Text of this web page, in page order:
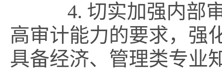
4. 切实加强内部审
高审计能力的要求，强
具备经济、管理类专业